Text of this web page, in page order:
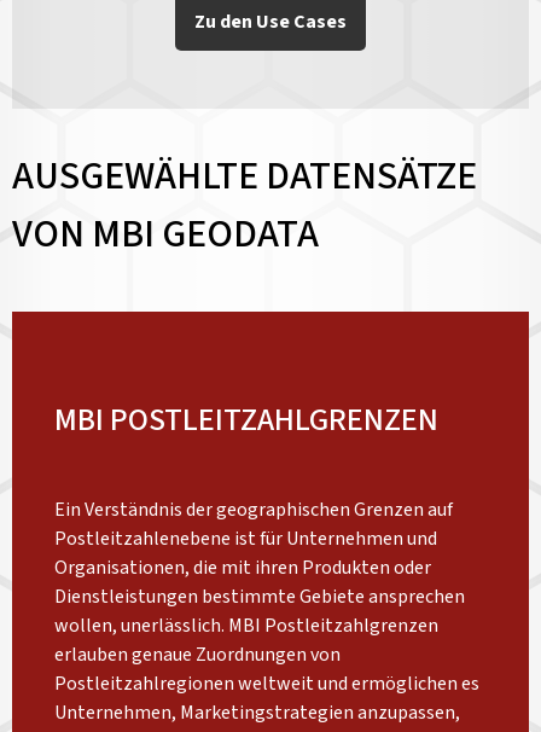
Zu den Use Cases
AUSGEWÄHLTE DATENSÄTZE
VON MBI GEODATA
MBI POSTLEITZAHLGRENZEN
Ein Verständnis der geographischen Grenzen auf
Postleitzahlenebene ist für Unternehmen und
Organisationen, die mit ihren Produkten oder
Dienstleistungen bestimmte Gebiete ansprechen
wollen, unerlässlich. MBI Postleitzahlgrenzen
erlauben genaue Zuordnungen von
Postleitzahlregionen weltweit und ermöglichen es
Unternehmen, Marketingstrategien anzupassen,